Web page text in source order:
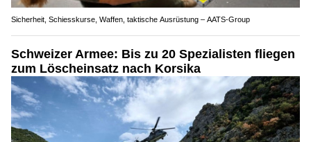
Sicherheit, Schiesskurse, Waffen, taktische Ausrüstung – AATS-Group
Schweizer Armee: Bis zu 20 Spezialisten fliegen
zum Löscheinsatz nach Korsika